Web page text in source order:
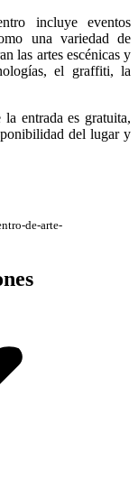
incluye eventos
una variedad de
las artes escénicas y
el graffiti, la
entrada es gratuita,
del lugar y
de-arte-